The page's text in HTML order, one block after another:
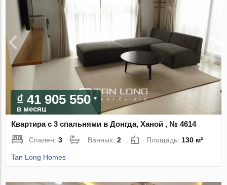
₫ 41 905 550
в месяц
Квартира с 3 спальнями в Донгда, Ханой , № 4614
Спален:3 Ванных:2 Площадь:130 м²
Tan Long Homes